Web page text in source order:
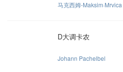
马克西姆-Maksim·Mrvica
D大调卡农
Johann Pachelbel